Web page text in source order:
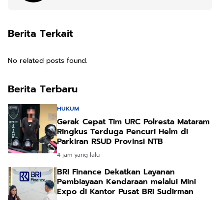
Berita Terkait
No related posts found.
Berita Terbaru
HUKUM
Gerak Cepat Tim URC Polresta Mataram
Ringkus Terduga Pencuri Helm di
Parkiran RSUD Provinsi NTB
4 jam yang lalu
BRI Finance Dekatkan Layanan
Pembiayaan Kendaraan melalui Mini
Expo di Kantor Pusat BRI Sudirman